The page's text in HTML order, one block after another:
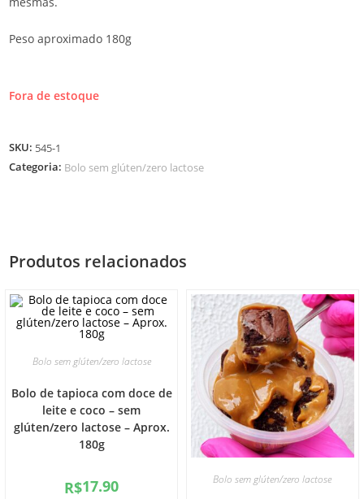
Peso aproximado 180g
Fora de estoque
SKU: 545-1
Categoria: Bolo sem glúten/zero lactose
Produtos relacionados
Bolo sem glúten/zero lactose
Bolo de tapioca com doce de
leite e coco – sem
glúten/zero lactose – Aprox.
180g
R$17.90 Bolo sem glúten/zero lactose